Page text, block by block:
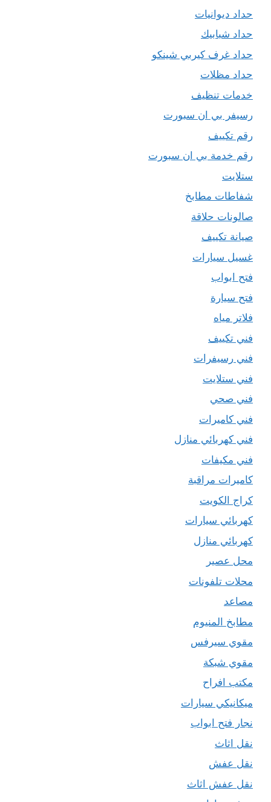
حداد ديوانيات
حداد شبابيك
حداد غرف كيربي شينكو
حداد مظلات
خدمات تنظيف
رسيفر بي ان سبورت
رقم تكييف
رقم خدمة بي ان سبورت
ستلايت
شفاطات مطابخ
صالونات حلاقة
صيانة تكييف
غسيل سيارات
فتح ابواب
فتح سيارة
فلاتر مياه
فني تكييف
فني رسيفرات
فني ستلايت
فني صحي
فني كاميرات
فني كهربائي منازل
فني مكيفات
كاميرات مراقبة
كراج الكويت
كهربائي سيارات
كهربائي منازل
محل عصير
محلات تلفونات
مصاعد
مطابخ المنيوم
مقوي سيرفس
مقوي شبكة
مكتب افراح
ميكانيكي سيارات
نجار فتح ابواب
نقل اثاث
نقل عفش
نقل عفش اثاث